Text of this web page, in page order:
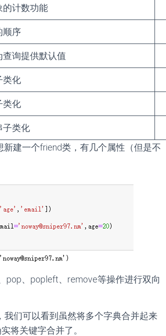
的计数功能
顺序
询提供默认值
类化
类化
子类化
建一个friend类，有几个属性（但是不
pop、popleft、remove等操作进行双向
我们可以看到虽然将多个字典合并起来
将关键字合并了。